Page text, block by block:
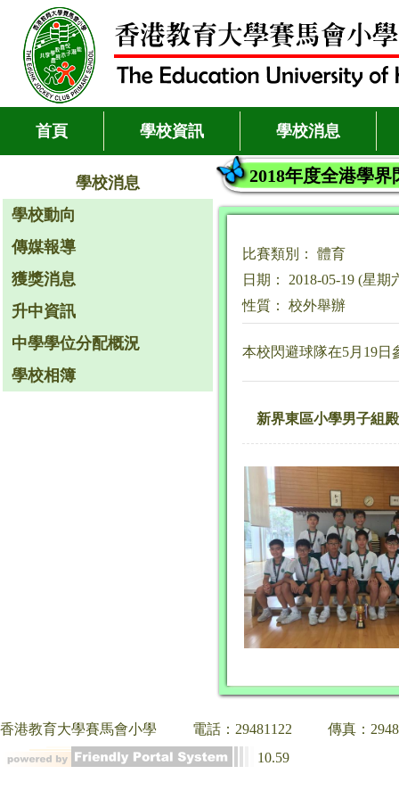
首頁 學校資訊 學校消息
學校消息
學校動向
傳媒報導
獲獎消息
升中資訊
中學學位分配概況
學校相簿
2018年度全港學
比賽類別： 體育
日期： 2018-05-19 (星期
性質： 校外舉辦
本校閃避球隊在5月19日
新界東區小學男子組
香港教育大學賽馬會小學 電話：29481122
傳真：
10.59